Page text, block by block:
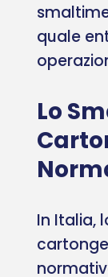
quale
Lo
In Italia,